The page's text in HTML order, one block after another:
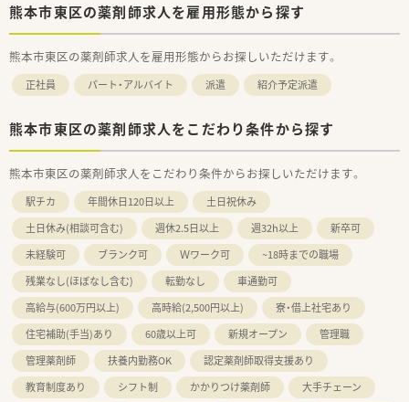
熊本市東区の薬剤師求人を雇用形態から探す
熊本市東区の薬剤師求人を雇用形態からお探しいただけます。
正社員 パート・アルバイト 派遣 紹介予定派遣
熊本市東区の薬剤師求人をこだわり条件から探す
熊本市東区の薬剤師求人をこだわり条件からお探しいただけます。
駅チカ 年間休日120日以上
土日祝休み
土日休み(相談可含む)
週休2.5日以上 週32h以上
新卒可
未経験可
ブランク可 Ｗワーク可
~18時までの職場
残業なし(ほぼなし含む)
転勤なし
車通勤可
高給与(600万円以上)
高時給(2,500円以上)
寮・借上社宅あり
住宅補助(手当)あり
60歳以上可 新規オープン
管理職
管理薬剤師
扶養内勤務OK
認定薬剤師取得支援あり
教育制度あり
シフト制 かかりつけ薬剤師
大手チェーン